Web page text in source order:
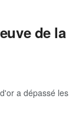
de
a dépassé